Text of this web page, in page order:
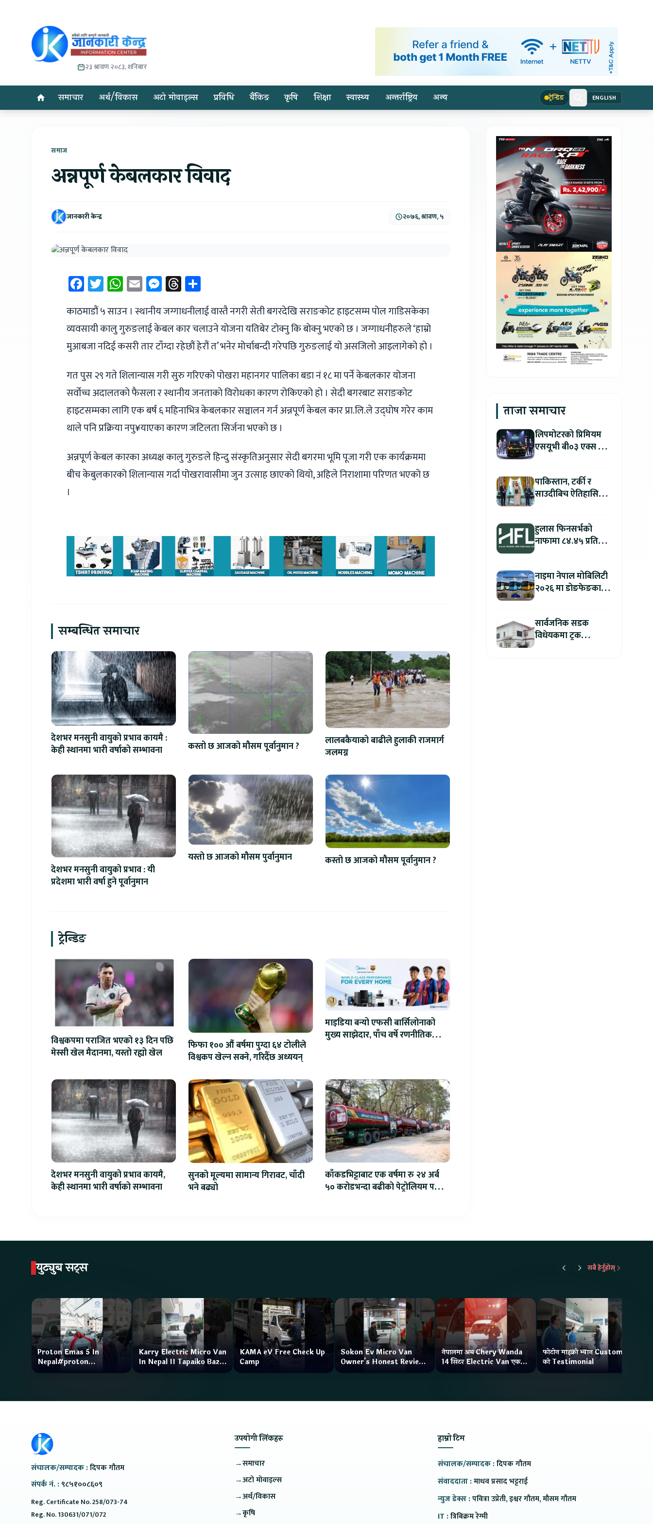
२३ श्रावण २०८३, शनिबार
समाचार अर्थ/विकास अटो मोवाइल्स प्रविधि बैंकिङ कृषि शिक्षा स्वास्थ्य अन्तर्राष्ट्रिय अन्य ट्रेन्डिङ ENGLISH
समाज
अन्नपूर्ण केबलकार विवाद
जानकारी केन्द्र २०७६, श्रावण, ५
Facebook
Twitter
WhatsApp
EmailMessenger
Threads
काठमाडौं ५ साउन । स्थानीय जग्गाधनीलाई वास्तै नगरी सेती बगरदेखि सराङकोट हाइटसम्म पोल गाडिसकेका
व्यवसायी कालु गुरुङलाई केबल कार चलाउने योजना यतिबेर टोक्नु कि बोक्नु भएको छ । जग्गाधनीहरुले ‘हाम्रो
मुआबजा नदिई कसरी तार टाँग्दा रहेछौं हेरौं त’ भनेर मोर्चाबन्दी गरेपछि गुरुङलाई यो असजिलो आइलागेको हो ।
गत पुस २९ गते शिलान्यास गरी सुरु गरिएको पोखरा महानगर पालिका बडा नं १८ मा पर्ने केबलकार योजना
सर्वोच्च अदालतको फैसला र स्थानीय जनताको विरोधका कारण रोकिएको हो । सेदी बगरबाट सराङकोट
हाइटसम्मका लागि एक बर्ष ६ महिनाभित्र केबलकार सञ्चालन गर्न अन्नपूर्ण केबल कार प्रा.लि.ले उद्घोष गरेर काम
थाले पनि प्रक्रिया नपु¥याएका कारण जटिलता सिर्जना भएको छ ।
अन्नपूर्ण केबल कारका अध्यक्ष कालु गुरुङले हिन्दु संस्कृतिअनुसार सेदी बगरमा भूमि पूजा गरी एक कार्यक्रममा
बीच केबुलकारको शिलान्यास गर्दा पोखरावासीमा जुन उत्साह छाएको थियो, अहिले निराशामा परिणत भएको छ
।
सम्बन्धित समाचार
देशभर मनसुनी वायुको प्रभाव कायमै :
केही स्थानमा भारी वर्षाको सम्भावना
कस्तो छ आजको मौसम पूर्वानुमान ?
लालबकैयाको बाढीले हुलाकी राजमार्ग
जलमग्न
देशभर मनसुनी वायुको प्रभाव : यी
प्रदेशमा भारी वर्षा हुने पूर्वानुमान
यस्तो छ आजको मौसम पुर्वानुमान कस्तो छ आजको मौसम पूर्वानुमान ?
ट्रेन्डिङ
विश्वकपमा पराजित भएको १३ दिन पछि
मेस्सी खेल मैदानमा, यस्तो रह्यो खेल
फिफा १०० औं बर्षमा पुग्दा ६४ टोलीले
विश्वकप खेल्न सक्ने, गरिदैँछ अध्ययन्
माइडिया बन्यो एफसी बार्सिलोनाको
मुख्य साझेदार, पाँच वर्षे रणनीतिक
देशभर मनसुनी वायुको प्रभाव कायमै,
केही स्थानमा भारी वर्षाको सम्भावना
सुनको मूल्यमा सामान्य गिरावट, चाँदी
भने बढ्यो
काँकडभिट्टाबाट एक वर्षमा रु २४ अर्ब
५० करोडभन्दा बढीको पेट्रोलियम पदार्थ
ताजा समाचार
लिपमोटरको प्रिमियम
एसयूभी बी०३ एक्स प्रो
ग्राहकलाई रु. ४४.९९
लाखको विशेष अफर
पाकिस्तान, टर्की र
साउदीबिच ऐतिहासिक
हुलास फिनसर्भको
नाफामा ८४.४५ प्रतिशत
नाइमा नेपाल मोबिलिटी
२०२६ मा डोङफेङका
बुकिङ गर्दा विशेष छुट
सार्वजनिक सडक
विधेयकमा ट्रक
युट्युब सट्स सबै हेर्नुहोस्
Proton Emas 5 In
Nepal#proton
#protonemas5#protonnepal#evcarnepal
Karry Electric Micro Van
In Nepal II Tapaiko Bazar
II Jankari Kendra
KAMA eV Free Check Up
Camp
Sokon Ev Micro Van
Owner's Honest Review
How is the service?
नेपालमा अब Chery Wanda
14 सिटर Electric Van एक
Charge मा दिन्छ 300KM
फोटोन माइक्रो भ्यान Customer
को Testimonial
संचालक/सम्पादक :दिपक गौतम
संपर्क नं. :९८५१००८६०९
Reg. Certificate No. 258/073-74
Reg. No. 130631/071/072
उपयोगी लिंकहरु
→समाचार
→अटो मोवाइल्स
→अर्थ/विकास
→कृषि
हाम्रो टिम
संचालक/सम्पादक :दिपक गौतम
संवाददाता :माधव प्रसाद भट्टराई
न्युज डेक्स :पवित्रा उप्रेती, इश्वर गौतम, मौसम गौतम
IT :त्रिबिक्रम रेग्मी